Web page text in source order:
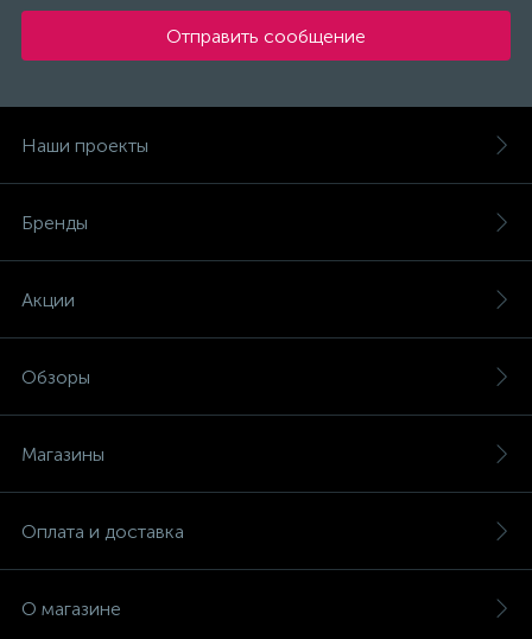
Отправить сообщение
Наши проекты
Бренды
Акции
Обзоры
Магазины
Оплата и доставка
О магазине